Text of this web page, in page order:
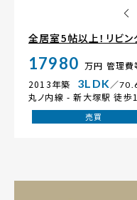
全居室5帖以上！リビ
17980 万円 管理費
2013年築
3LDK／
丸ノ内線 -新大塚駅 徒歩
売買